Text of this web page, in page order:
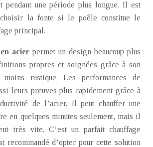
pendant une période plus longue. Il est
choisir la fonte si le poêle constitue le
principal.
acier permet un design beaucoup plus
propres et soignées grâce à son
moins rustique. Les performances de
leurs preuves plus rapidement grâce à
de l’acier. Il peut chauffer une
en quelques minutes seulement, mais il
très vite. C’est un parfait chauffage
recommandé d’opter pour cette solution